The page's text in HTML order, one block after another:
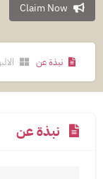
Claim Now
نبذة عن
نبذة عن